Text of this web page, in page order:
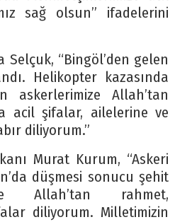
sağ olsun” ifadelerini
Selçuk, “Bingöl’den gelen
Helikopter kazasında
askerlerimize Allah’tan
acil şifalar, ailelerine ve
diliyorum.”
Murat Kurum, “Askeri
düşmesi sonucu şehit
Allah’tan rahmet,
diliyorum. Milletimizin